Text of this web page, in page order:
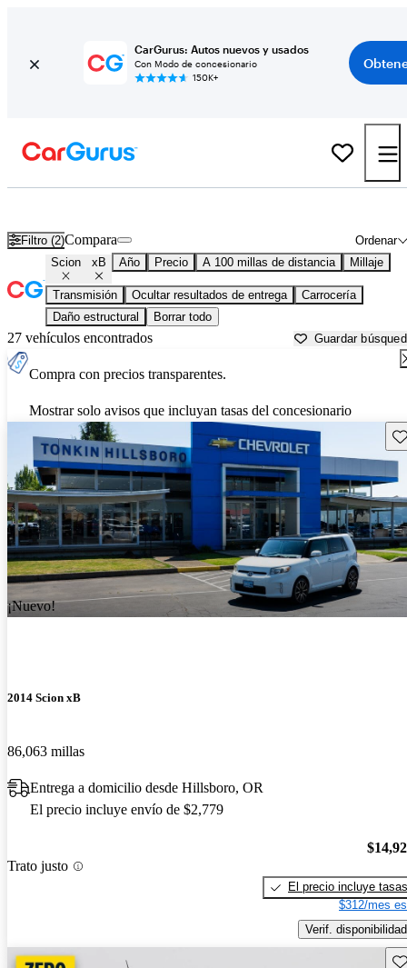
CarGurus: Autos nuevos y usados
Con Modo de concesionario
150K+
Filtro (2) Ordenar
Compara
Scion xB Año Precio A 100 millas de distancia Millaje
Transmisión Ocultar resultados de entrega
Carrocería
Daño estructural
Borrar todo
27 vehículos encontrados Guardar
Compra con precios transparentes.
Mostrar solo avisos que incluyan tasas del concesionario
¡Nuevo!
2014 Scion xB
86,063 millas
Entrega a domicilio desde Hillsboro, OR
El precio incluye envío de $2,779
Trato justo
El precio incluye tasas
$312/mes
Verif. disponibilidad